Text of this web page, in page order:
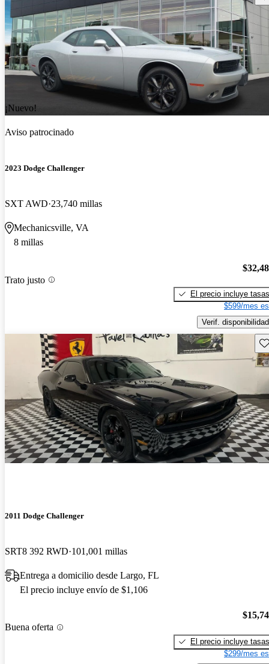
¡Nuevo!
Aviso patrocinado
2023 Dodge Challenger
SXT AWD 23,740 millas
Mechanicsville, VA
8 millas
Trato justo
El precio incluye tasas
$599/mes
Verif. disponibilidad
2011 Dodge Challenger
SRT8 392 RWD 101,001 millas
Entrega a domicilio desde Largo, FL
El precio incluye envío de $1,106
Buena oferta
El precio incluye tasas
$299/mes